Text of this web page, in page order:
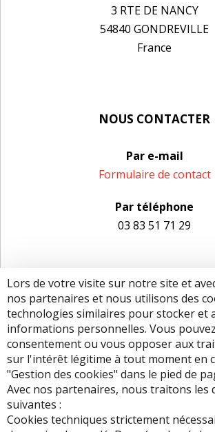
3 RTE DE NANCY
54840 GONDREVILLE
France
NOUS CONTACTER
Par e-mail
Formulaire de contact
Par téléphone
03 83 51 71 29
Lors de votre visite sur notre site et
nos partenaires et nous utilisons des
technologies similaires pour stocker et
informations personnelles. Vous
consentement ou vous opposer aux
sur l'intérêt légitime à tout moment en
"Gestion des cookies" dans le pied de
Avec nos partenaires, nous traitons les
suivantes :
Cookies techniques strictement